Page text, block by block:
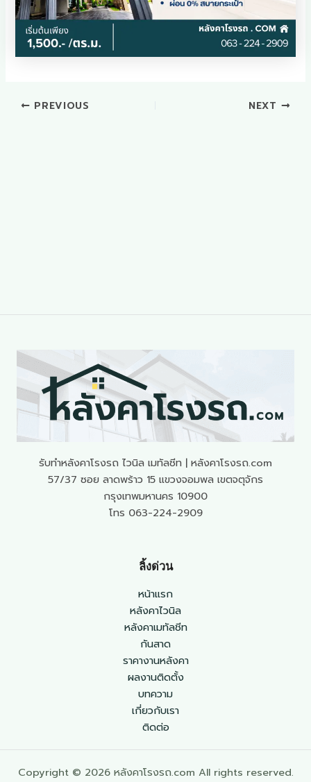
PREVIOUS NEXT
รับทำหลังคาโรงรถ ไวนิล เมทัลชีท | หลังคาโรงรถ.com
57/37 ซอย ลาดพร้าว 15 แขวงจอมพล เขตจตุจักร
กรุงเทพมหานคร 10900
โทร 063-224-2909
ลิ้งด่วน
หน้าแรก
หลังคาไวนิล
หลังคาเมทัลชีท
กันสาด
ราคางานหลังคา
ผลงานติดตั้ง
บทความ
เกี่ยวกับเรา
ติดต่อ
Copyright © 2026 หลังคาโรงรถ.com All rights reserved.